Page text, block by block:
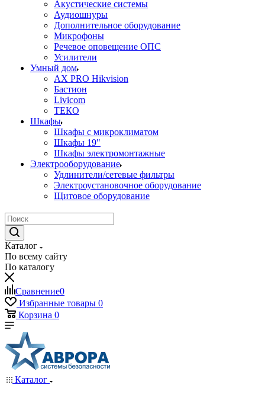
Акустические системы
Аудиошнуры
Дополнительное оборудование
Микрофоны
Речевое оповещение ОПС
Усилители
Умный дом
AX PRO Hikvision
Бастион
Livicom
ТЕКО
Шкафы
Шкафы с микроклиматом
Шкафы 19"
Шкафы электромонтажные
Электрооборудование
Удлинители/сетевые фильтры
Электроустановочное оборудование
Щитовое оборудование
Каталог
По всему сайту
По каталогу
Сравнение0
Избранные товары 0
Корзина 0
Каталог